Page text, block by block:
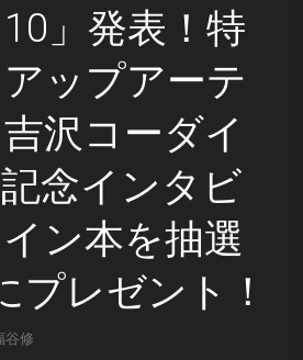
」発表！特
ップアーテ
沢コーダイ
念インタビ
ン本を抽選
プレゼント！
谷修